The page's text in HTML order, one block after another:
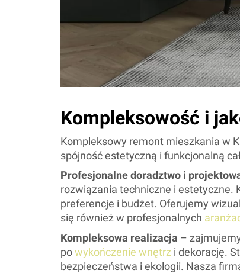
Kompleksowość i
Kompleksowy remont mieszkania w
spójność estetyczną i funkcjonalną
Profesjonalne doradztwo i
rozwiązania techniczne i estetyczne.
preferencje i budżet. Oferujemy
się również w profesjonalnych
Kompleksowa realizacja –
powykończenie wnętrz i dekorację.
bezpieczeństwa i ekologii. Nasza